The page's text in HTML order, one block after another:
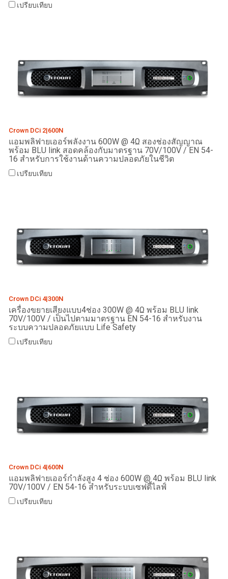
เปรียบเทียบ
Crown DCi 2|600N
แอมพลิฟายเออร์พลังงาน 600W @ 4Ω สองช่องสัญญาณ
พร้อม BLU link สอดคล้องกับมาตรฐาน 70V/100V / EN 54-
16 สำหรับการใช้งานด้านความปลอดภัยในชีวิต
เปรียบเทียบ
Crown DCi 4|300N
เครื่องขยายเสียงแบบ4ช่อง 300W @ 4Ω พร้อม BLU link
70V/100V / เป็นไปตามมาตรฐาน EN 54-16 สำหรับงาน
ระบบความปลอดภัยแบบ Life Safety
เปรียบเทียบ
Crown DCi 4|600N
แอมพลิฟายเออร์กำลังสูง 4 ช่อง 600W @ 4Ω พร้อม BLU link
70V/100V / EN 54-16 สำหรับระบบเซฟตี้ไลฟ์
เปรียบเทียบ